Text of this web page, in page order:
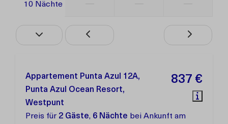
10 Nächte
837 €
Appartement Punta Azul 12A,
Punta Azul Ocean Resort,
Westpunt
Preis für 2 Gäste, 6 Nächte bei Ankunft am